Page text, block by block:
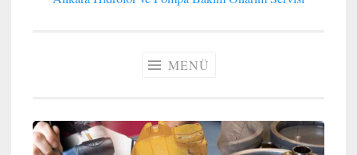
MENÜ